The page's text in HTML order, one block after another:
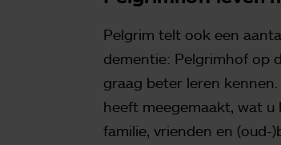
Pelgrim telt ook een
dementie: Pelgrimhof op
graag beter leren
heeft meegemaakt, wat
familie, vrienden en (oud-